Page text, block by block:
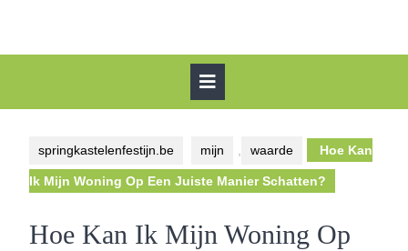
springkastelenfestijn.be mijn waarde Hoe Kan
Ik Mijn Woning Op Een Juiste Manier Schatten?
Hoe Kan Ik Mijn Woning Op